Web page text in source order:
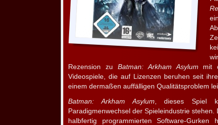
Rezension zu Batman: Arkham Asylum mit
Videospiele, die auf Lizenzen beruhen seit
einem dermaßen auffälligen Qualitätsproblem
Batman: Arkham Asylum , dieses Spiel
Paradigmenwechsel der Spieleindustrie
halbfertig programmierten Software-